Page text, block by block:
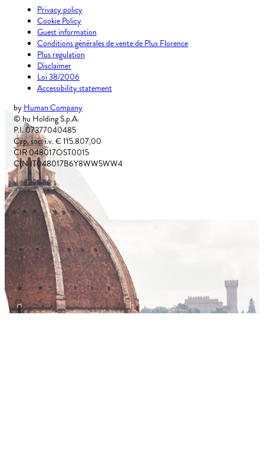
Privacy policy
Cookie Policy
Guest information
Conditions générales de vente de Plus Florence
Plus regulation
Disclaimer
Loi 38/2006
Accessibility statement
by Human Company
© hu Holding S.p.A.
P.I. 07377040485
Cap. soc. i.v. € 115.807,00
CIR 048017OST0015
CIN IT048017B6Y8WW5WW4